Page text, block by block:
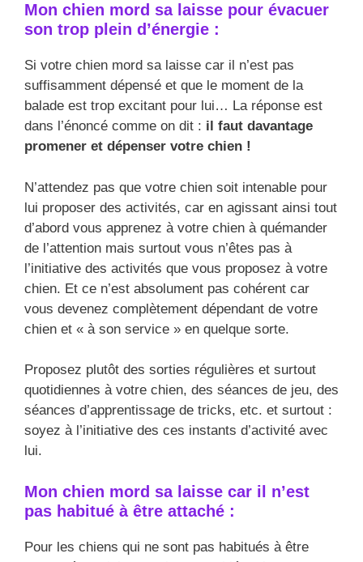
Mon chien mord sa laisse pour évacuer
son trop plein d’énergie :
Si votre chien mord sa laisse car il n’est pas
suffisamment dépensé et que le moment de la
balade est trop excitant pour lui… La réponse est
dans l’énoncé comme on dit : il faut davantage
promener et dépenser votre chien !
N’attendez pas que votre chien soit intenable pour
lui proposer des activités, car en agissant ainsi tout
d’abord vous apprenez à votre chien à quémander
de l’attention mais surtout vous n’êtes pas à
l’initiative des activités que vous proposez à votre
chien. Et ce n’est absolument pas cohérent car
vous devenez complètement dépendant de votre
chien et « à son service » en quelque sorte.
Proposez plutôt des sorties régulières et surtout
quotidiennes à votre chien, des séances de jeu, des
séances d’apprentissage de tricks, etc. et surtout :
soyez à l’initiative des ces instants d’activité avec
lui.
Mon chien mord sa laisse car il n’est
pas habitué à être attaché :
Pour les chiens qui ne sont pas habitués à être